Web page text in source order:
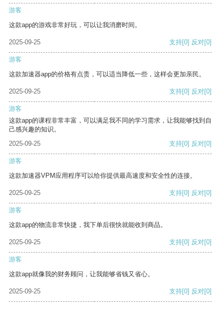
游客
这款app的游戏非常好玩，可以让我消磨时间。
2025-09-25 支持[0] 反对[0]
游客
这款加速器app的价格有点贵，可以适当降低一些，这样会更加亲民。
2025-09-25 支持[0] 反对[0]
游客
这款app的课程非常丰富，可以满足我不同的学习需求，让我能够找到自
己感兴趣的知识。
2025-09-25
支持[0] 反对[0]
游客
这款加速器VPM应用程序可以给你提供最高速度和安全性的连接。
2025-09-25 支持[0] 反对[0]
游客
这款app的物流非常快捷，我下单后很快就能收到商品。
2025-09-25 支持[0] 反对[0]
游客
这款app就像我的财务顾问，让我能够省钱又省心。
2025-09-25 支持[0] 反对[0]